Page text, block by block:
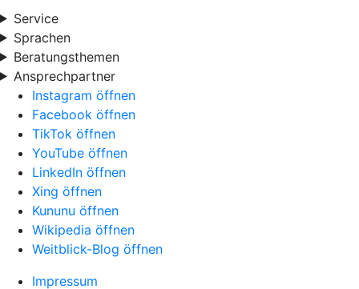
Service
Sprachen
Beratungsthemen
Ansprechpartner
Instagram öffnen
Facebook öffnen
TikTok öffnen
YouTube öffnen
LinkedIn öffnen
Xing öffnen
Kununu öffnen
Wikipedia öffnen
Weitblick-Blog öffnen
Impressum